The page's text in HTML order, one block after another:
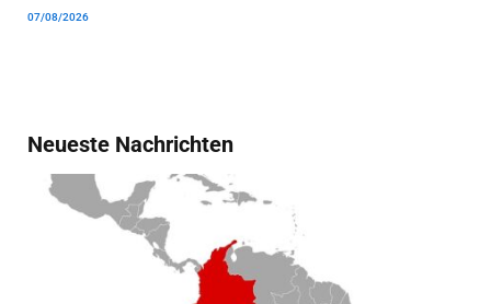
07/08/2026
Neueste Nachrichten